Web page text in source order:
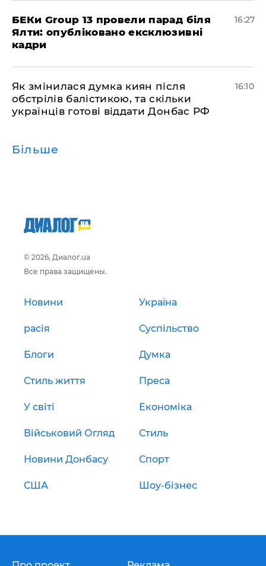
БЕКи Group 13 провели парад біля
Ялти: опубліковано ексклюзивні
кадри
16:27
Як змінилася думка киян після
обстрілів балістикою, та скільки
українців готові віддати Донбас РФ
16:10
Більше
© 2026, Диалог.ua
Все права защищены.
Новини Україна
расія Суспільство
Блоги Думка
Стиль життя Преса
У світі Економіка
Військовий Огляд Стиль
Новини Донбасу Спорт
США Шоу-бізнес